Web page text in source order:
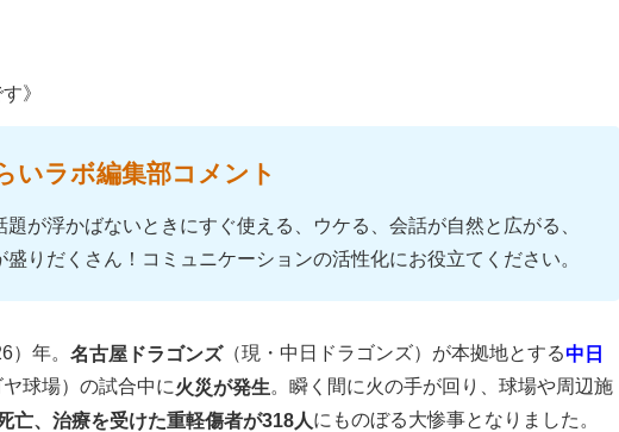
》
いラボ編集部コメント
が浮かばないときにすぐ使える、ウケる、会話が自然と広がる、
りだくさん！コミュニケーションの活性化にお役立てください。
）年。 名古屋ドラゴンズ（現・中日ドラゴンズ）が本拠地とする中日
ヤ球場）の試合中に火災が発生。瞬く間に火の手が回り、球場や周辺施
亡、治療を受けた重軽傷者が318人にものぼる大惨事となりました。